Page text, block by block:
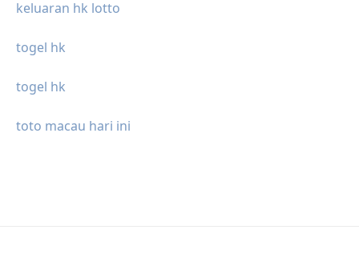
keluaran hk lotto
togel hk
togel hk
toto macau hari ini